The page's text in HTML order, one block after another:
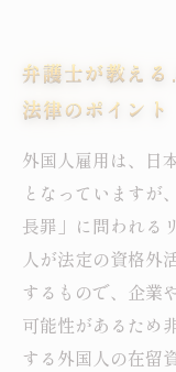
弁護士が教える
法律のポイント
外国人雇用は、日
となっていますが
長罪」に問われる
人が法定の資格外
するもので、企業
可能性があるため
する外国人の在留